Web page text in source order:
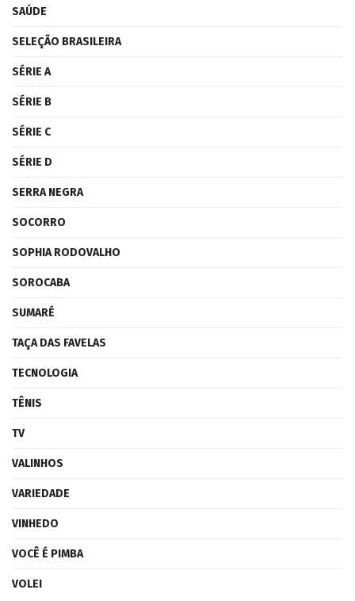
SAÚDE
SELEÇÃO BRASILEIRA
SÉRIE A
SÉRIE B
SÉRIE C
SÉRIE D
SERRA NEGRA
SOCORRO
SOPHIA RODOVALHO
SOROCABA
SUMARÉ
TAÇA DAS FAVELAS
TECNOLOGIA
TÊNIS
TV
VALINHOS
VARIEDADE
VINHEDO
VOCÊ É PIMBA
VOLEI